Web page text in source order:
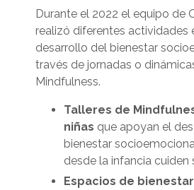
Durante el 2022 el equipo de
realizó diferentes actividades
desarrollo del bienestar
través de jornadas o
Mindfulness.
Talleres de
niñas que apoyan el
bienestar
desde la infancia cuiden
Espacios de